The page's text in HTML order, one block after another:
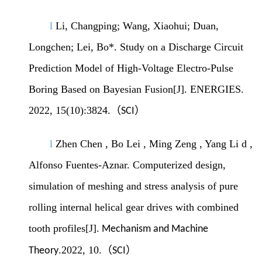
lLi, Changping; Wang, Xiaohui; Duan,
Longchen; Lei, Bo*. Study on a Discharge Circuit
Prediction Model of High-Voltage Electro-Pulse
Boring Based on Bayesian Fusion[J]. ENERGIES.
2022, 15(10):3824.
（SCI ）
l Zhen Chen , Bo Lei , Ming Zeng , Yang Li d ,
Alfonso Fuentes-Aznar. Computerized design,
simulation of meshing and stress analysis of pure
rolling internal helical gear drives with combined
tooth profiles[J]. Mechanism and Machine
Theory.2022, 10. （SCI ）